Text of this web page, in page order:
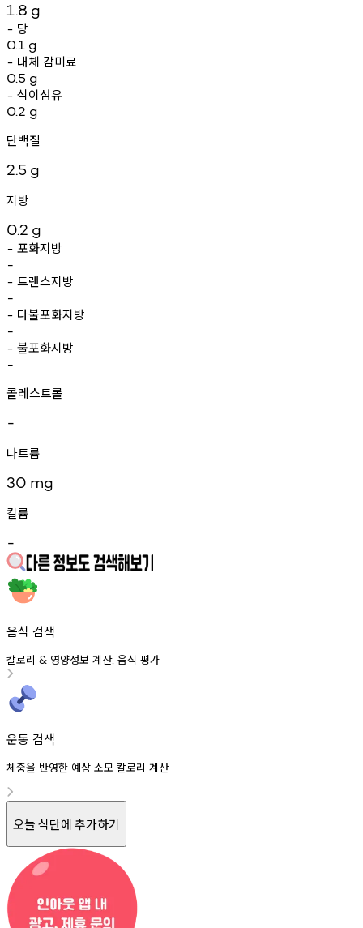
1.8 g
- 당
0.1 g
- 대체 감미료
0.5 g
- 식이섬유
0.2 g
단백질
2.5 g
지방
0.2 g
- 포화지방
-
- 트랜스지방
-
- 다불포화지방
-
- 불포화지방
-
콜레스트롤
-
나트륨
30 mg
칼륨
-
음식 검색
칼로리 & 영양정보 계산, 음식 평가
운동 검색
체중을 반영한 예상 소모 칼로리 계산
오늘 식단에 추가하기